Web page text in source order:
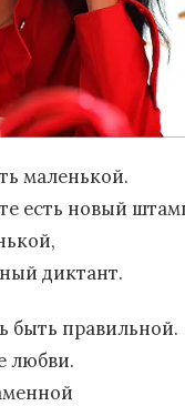
маленькой.
есть новый
диктант.
быть правильной.
любви.